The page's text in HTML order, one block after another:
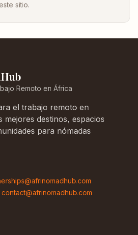
sitio.
Remoto en África
el trabajo remoto en
destinos, espacios
para nómadas
contact@afrinomadhub.com